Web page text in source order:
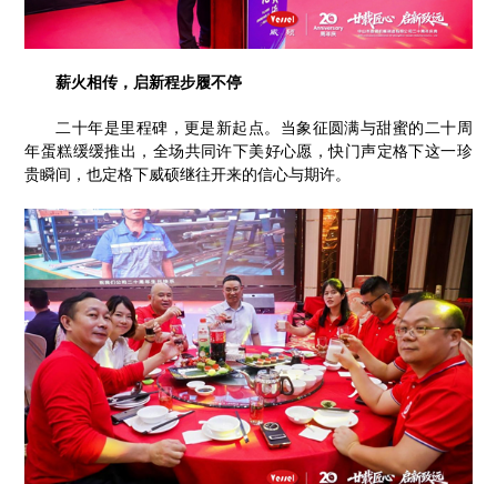
薪火相传，启新程步履不停
二十年是里程碑，更是新起点。当象征圆满与甜蜜的二十周
年蛋糕缓缓推出，全场共同许下美好心愿，快门声定格下这一珍
贵瞬间，也定格下威硕继往开来的信心与期许。